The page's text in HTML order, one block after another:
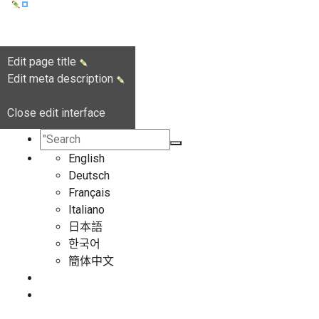
Edit page title
Edit meta description
Close edit interface
English
Deutsch
Français
Italiano
日本語
한국어
簡体中文